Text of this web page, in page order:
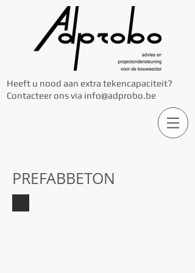
Heeft u nood aan extra tekencapaciteit?
Contacteer ons via info@adprobo.be
PREFABBETON